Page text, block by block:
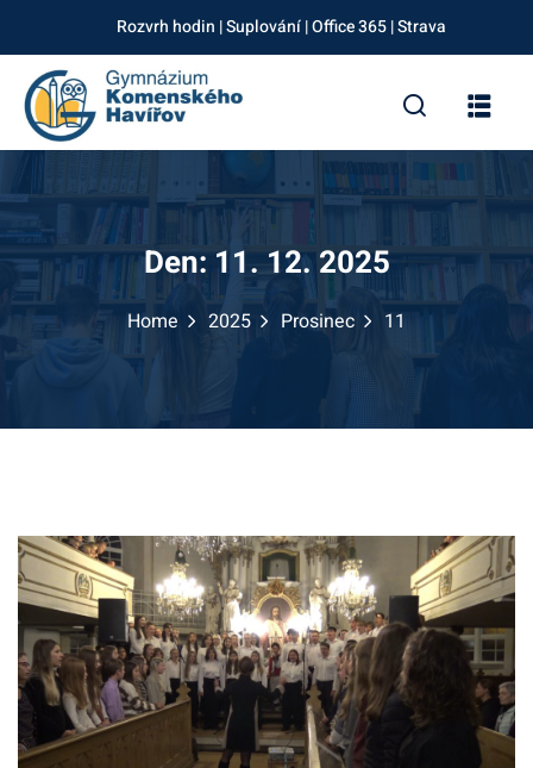
content
Rozvrh hodin |Suplování|Office 365|Strava
Den:11. 12. 2025
Home 2025 Prosinec 11
Sign in Sign up